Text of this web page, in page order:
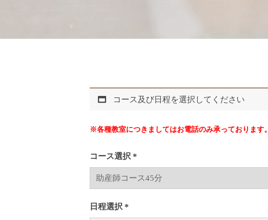
コース及び日程を選択してください
※各種教室につきましてはお電話のみ承っております。
コース選択 *
日程選択 *